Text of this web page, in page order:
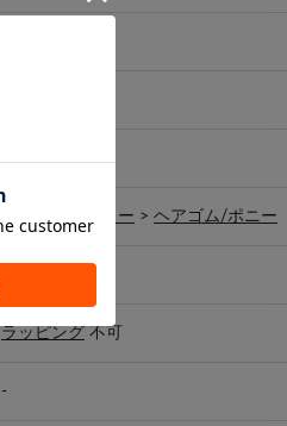
0
ヘアアクセサリー > ヘアゴム/ポニー
ラッピング 不可
-